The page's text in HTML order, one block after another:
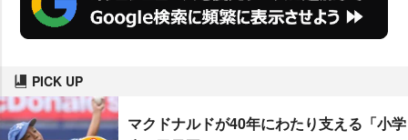
PICK UP
マクドナルドが40年にわたり支える「小学